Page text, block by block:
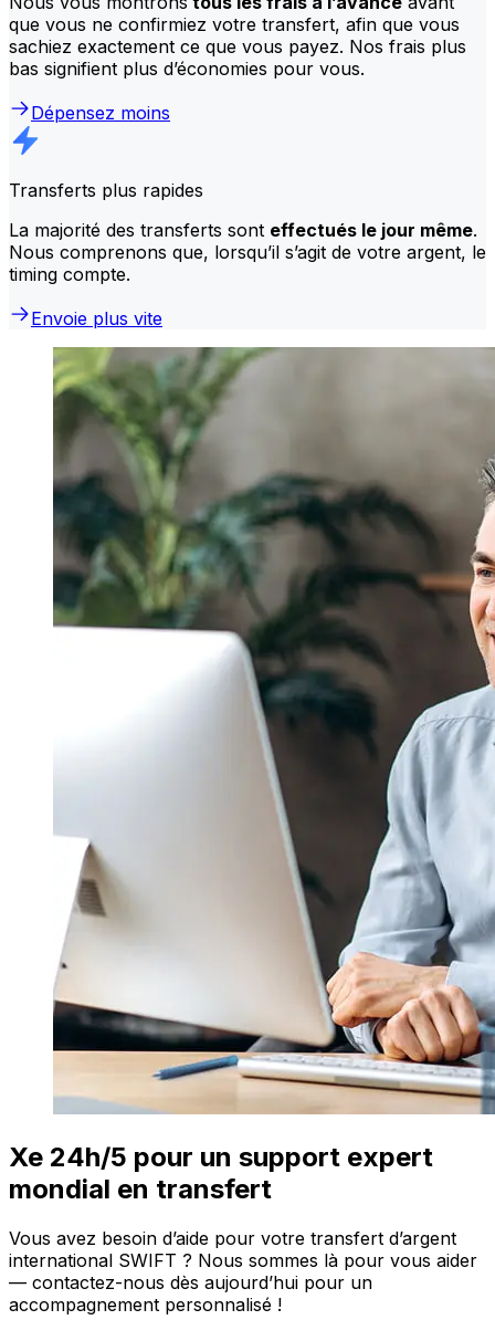
que vous ne confirmiez votre transfert, afin que vous
sachiez exactement ce que vous payez. Nos frais plus
bas signifient plus d’économies pour vous.
Dépensez moins
Transferts plus rapides
La majorité des transferts sont effectués le jour même.
Nous comprenons que, lorsqu’il s’agit de votre argent, le
timing compte.
Envoie plus vite
Xe 24h/5 pour un support expert
mondial en transfert
Vous avez besoin d’aide pour votre transfert d’argent
international SWIFT ? Nous sommes là pour vous aider
— contactez-nous dès aujourd’hui pour un
accompagnement personnalisé !